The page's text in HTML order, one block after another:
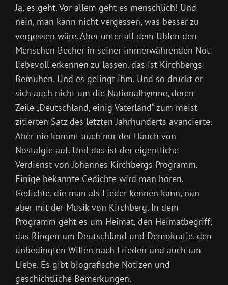
Ja, es geht. Vor allem geht es menschlich! Und
nein, man kann nicht vergessen, was besser zu
vergessen wäre. Aber unter all dem Üblen den
Menschen Becher in seiner immerwährenden Not
liebevoll erkennen zu lassen, das ist Kirchbergs
Bemühen. Und es gelingt ihm. Und so drückt er
sich auch nicht um die Nationalhymne, deren
Zeile „Deutschland, einig Vaterland“ zum meist
zitierten Satz des letzten Jahrhunderts avancierte.
Aber nie kommt auch nur der Hauch von
Nostalgie auf. Und das ist der eigentliche
Verdienst von Johannes Kirchbergs Programm.
Einige bekannte Gedichte wird man hören.
Gedichte, die man als Lieder kennen kann, nun
aber mit der Musik von Kirchberg. In dem
Programm geht es um Heimat, den Heimatbegriff,
das Ringen um Deutschland und Demokratie, den
unbedingten Willen nach Frieden und auch um
Liebe. Es gibt biografische Notizen und
geschichtliche Bemerkungen.